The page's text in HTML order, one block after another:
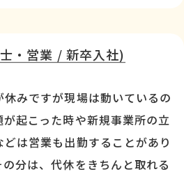
・営業 / 新卒入社)
みですが現場は動いているの
が起こった時や新規事業所の立
どは営業も出勤することがあり
の分は、代休をきちんと取れる